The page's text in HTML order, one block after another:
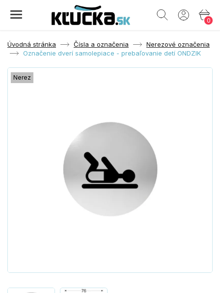
0
Úvodná stránka Čísla a označenia
Nerezové označenia
Označenie dverí samolepiace - prebaľovanie detí ONDZIK
Nerez